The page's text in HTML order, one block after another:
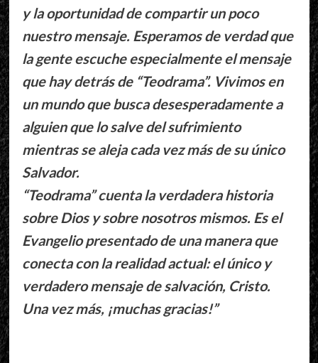
y la oportunidad de compartir un poco
nuestro mensaje. Esperamos de verdad que
la gente escuche especialmente el mensaje
que hay detrás de “Teodrama”. Vivimos en
un mundo que busca desesperadamente a
alguien que lo salve del sufrimiento
mientras se aleja cada vez más de su único
Salvador.
“Teodrama” cuenta la verdadera historia
sobre Dios y sobre nosotros mismos. Es el
Evangelio presentado de una manera que
conecta con la realidad actual: el único y
verdadero mensaje de salvación, Cristo.
Una vez más, ¡muchas gracias!”